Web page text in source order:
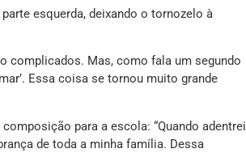
esquerda, deixando o tornozelo à
complicados. Mas, como fala um segundo
Essa coisa se tornou muito grande
para a escola: “Quando adentrei
de toda a minha família. Dessa